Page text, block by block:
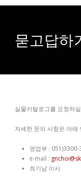
묻고답하
실물카탈로그를 요청하
자세한 문의 사항은 아래
영업부 : 051)3300-
e-mail :
최기남 이사